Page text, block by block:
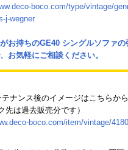
boco.com/type/vintage/
j-wegner
お持ちのGE40 シングルソファ
お気軽にご相談ください。
ナンス後のイメージはこちらか
先は過去販売分です）
boco.com/item/vintage/